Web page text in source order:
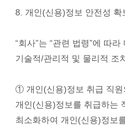
8. 개인(신용)정보 안전성 확
“회사”는 “관련 법령”에 따
기술적/관리적 및 물리적 조
① 개인(신용)정보 취급 직원
개인(신용)정보를 취급하는
최소화하여 개인(신용)정보